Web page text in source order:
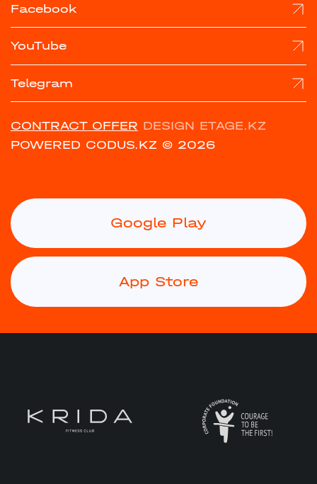
Facebook
YouTube
Telegram
CONTRACT OFFER DESIGN ETAGE.KZ
POWERED CODUS.KZ © 2026
Google Play
App Store